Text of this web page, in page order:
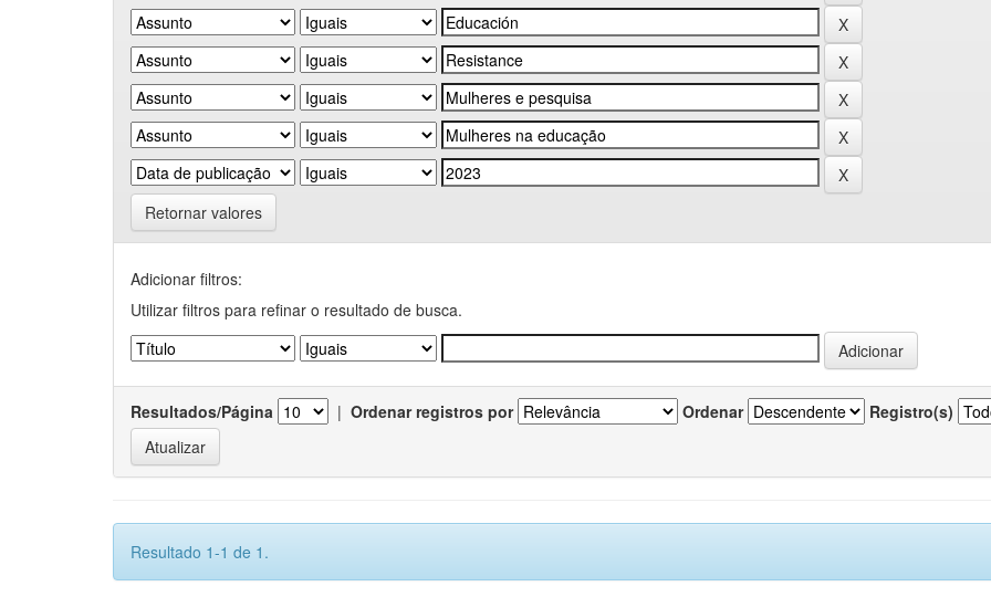
Retornar valores
Adicionar filtros:
Utilizar filtros para refinar o resultado de busca.
Resultados/Página | Ordenar registros por Ordenar Registro(s)
Resultado 1-1 de 1.